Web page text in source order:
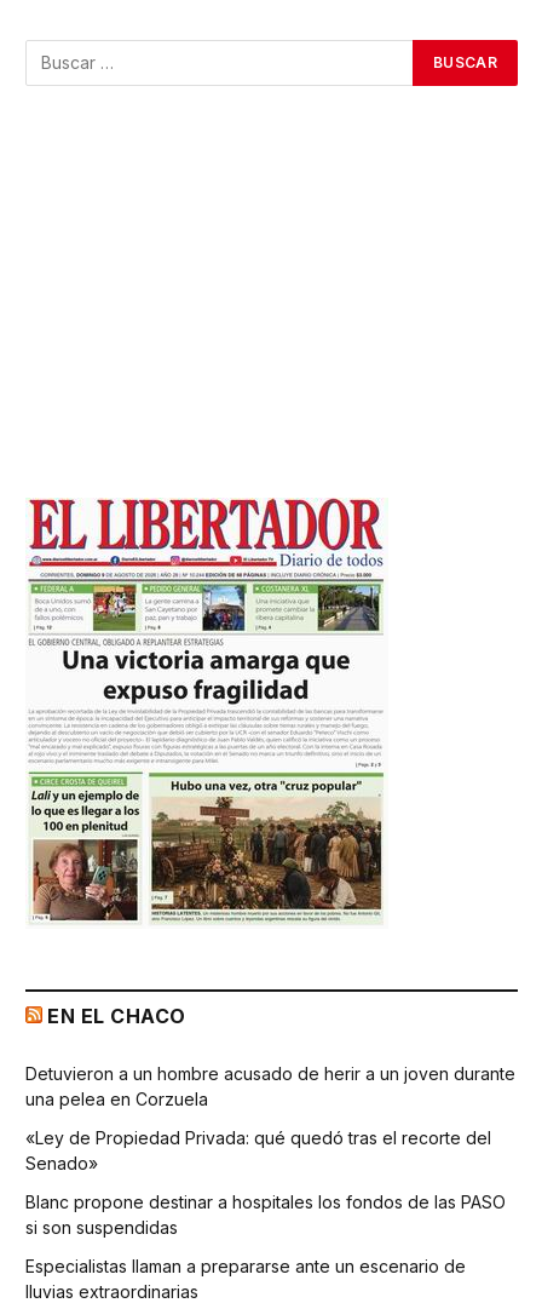
EN EL CHACO
Detuvieron a un hombre acusado de herir a un joven durante
una pelea en Corzuela
«Ley de Propiedad Privada: qué quedó tras el recorte del
Senado»
Blanc propone destinar a hospitales los fondos de las PASO
si son suspendidas
Especialistas llaman a prepararse ante un escenario de
lluvias extraordinarias